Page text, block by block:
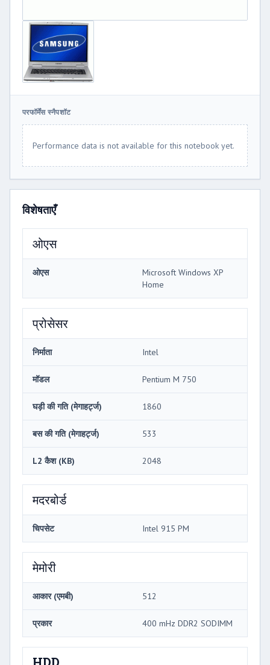
परफॉर्मेंस स्नैपशॉट
Performance data is not available for this notebook yet.
विशेषताएँ
ओएस
ओएस
Microsoft Windows XP
Home
प्रोसेसर
निर्माता Intel
मॉडल Pentium M 750
घड़ी की गति (मेगाहर्ट्ज) 1860
बस की गति (मेगाहर्ट्ज) 533
L2 कैश (KB) 2048
मदरबोर्ड
चिपसेट Intel 915 PM
मेमोरी
आकार (एमबी) 512
प्रकार 400 mHz DDR2 SODIMM